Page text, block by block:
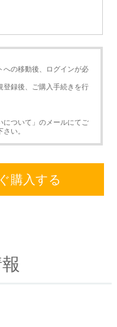
への移動後、ログインが必
登録後、ご購入手続きを行
について」のメールにてご
い。
購入する